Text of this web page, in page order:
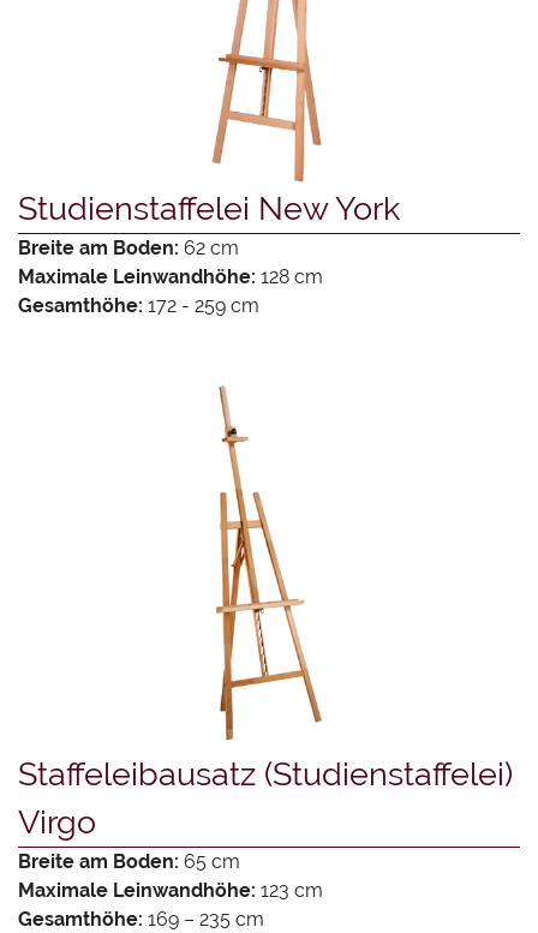
Studienstaffelei New York
Breite am Boden: 62 cm
Maximale Leinwandhöhe: 128 cm
Gesamthöhe: 172 - 259 cm
Staffeleibausatz (Studienstaffelei)
Virgo
Breite am Boden: 65 cm
Maximale Leinwandhöhe: 123 cm
Gesamthöhe: 169 – 235 cm